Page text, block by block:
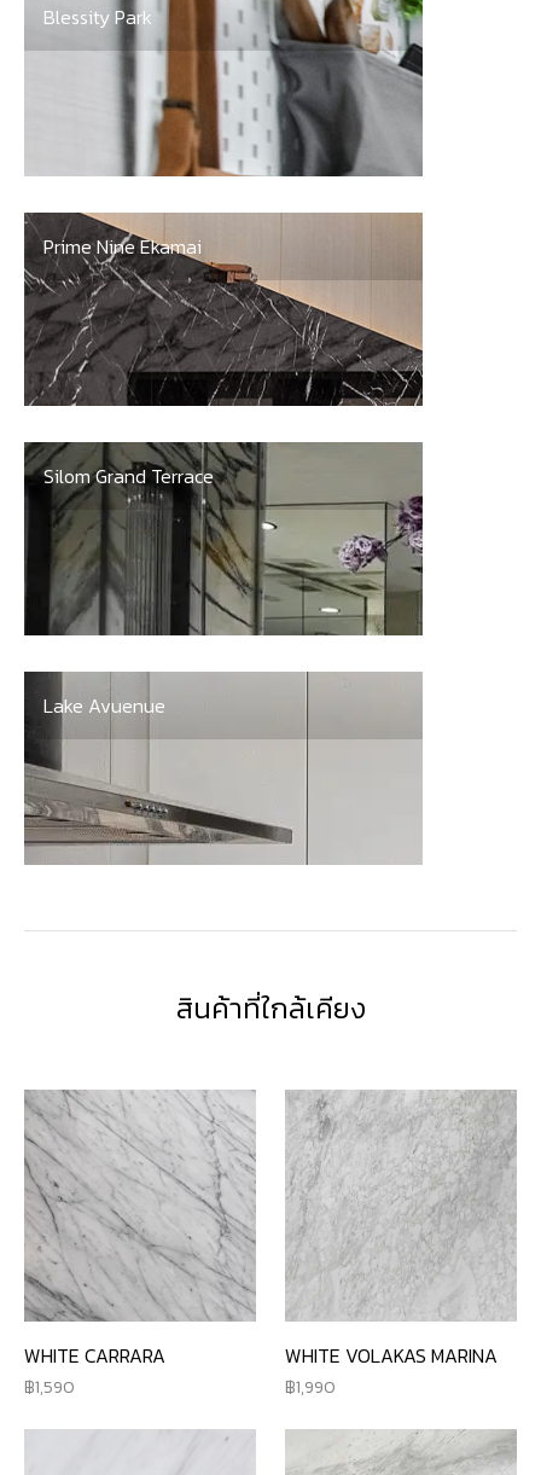
Blessity Park
Prime Nine Ekamai
Silom Grand Terrace
Lake Avuenue
สินค้าที่ใกล้เคียง
WHITE CARRARA
1,590
WHITE VOLAKAS MARINA
1,990